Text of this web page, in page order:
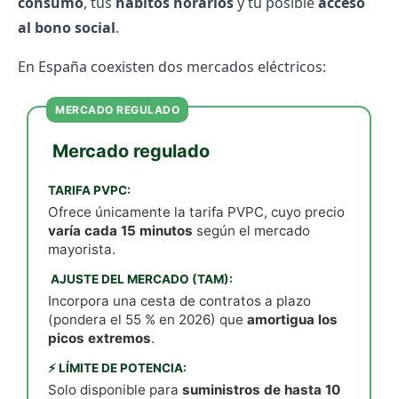
al bono social.
En España coexisten dos mercados eléctricos:
MERCADO REGULADO
️ Mercado regulado
TARIFA PVPC:
Ofrece únicamente la tarifa PVPC, cuyo precio
varía cada 15 minutos según el mercado
mayorista.
️ AJUSTE DEL MERCADO (TAM):
Incorpora una cesta de contratos a plazo
(pondera el 55 % en 2026) que amortigua los
picos extremos.
⚡ LÍMITE DE POTENCIA:
Solo disponible para suministros de hasta 10